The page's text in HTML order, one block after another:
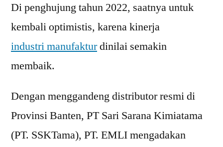
Di penghujung tahun 2022, saatnya untuk
kembali optimistis, karena kinerja
industri manufakturdinilai semakin
membaik.
Dengan menggandeng distributor resmi di
Provinsi Banten, PT Sari Sarana Kimiatama
(PT. SSKTama), PT. EMLI mengadakan